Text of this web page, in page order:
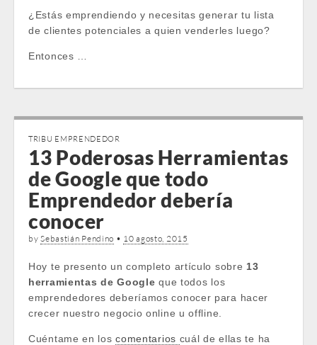
¿Estás emprendiendo y necesitas generar tu lista
de clientes potenciales a quien venderles luego?
Entonces …
TRIBU EMPRENDEDOR
13 Poderosas Herramientas
de Google que todo
Emprendedor debería
conocer
bySebastián Pendino • 10 agosto, 2015
Hoy te presento un completo artículo sobre 13
herramientas de Google que todos los
emprendedores deberíamos conocer para hacer
crecer nuestro negocio online u offline.
Cuéntame en loscomentarios cuál de ellas te ha